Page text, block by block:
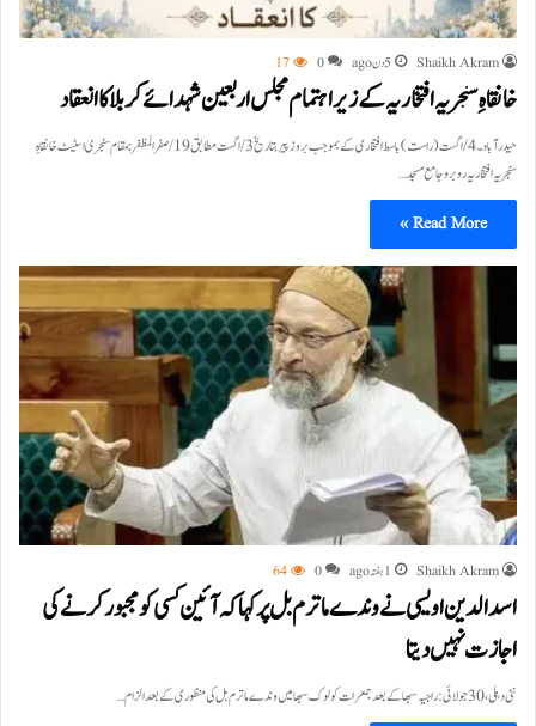
Shaikh Akram 5 دن ago 0
17
خانقاہِ سنجریہ افتخاریہ کے زیراہتمام مجلس اربعین شہدائے کربلا کا انعقاد
حیدرآباد۔4/اگست(راست) باسط افتخاری کے بموجب بروز پیر بتاریخ 3/اگست مطابق 19/صفرالمظفر بمقام سنجری اسٹیٹ خانقاہِ
سنجریہ افتخاریہ روبرو جامع مسجد…
Read More »
Shaikh Akram 1 ہفتہ ago 0
64
اسد الدین اویسی نے وندے ماترم بل پر کہا کہ آئین کسی کو مجبور کرنے کی
اجازت نہیں دیتا
نئی دہلی، 30 جولائی:راجیہ سبھا کے بعد جمعرات کو لوک سبھا میں وندے ماترم بل کی منظوری کے بعد الزام…